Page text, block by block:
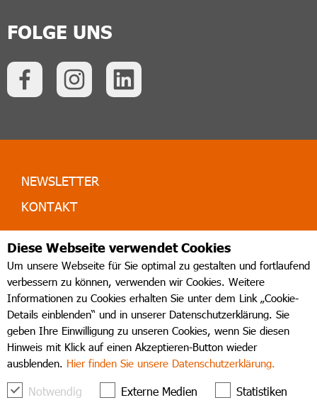
Diese Webseite verwendet Cookies
Um unsere Webseite für Sie optimal zu gestalten und fortlaufend
verbessern zu können, verwenden wir Cookies. Weitere
Informationen zu Cookies erhalten Sie unter dem Link „Cookie-
Details einblenden“ und in unserer Datenschutzerklärung. Sie
geben Ihre Einwilligung zu unseren Cookies, wenn Sie diesen
Hinweis mit Klick auf einen Akzeptieren-Button wieder
ausblenden. Hier finden Sie unsere Datenschutzerklärung.
Notwendig Externe Medien Statistiken
FOLGE UNS
NEWSLETTER
KONTAKT
AGB
IMPRESSUM
DATENSCHUTZ
BARRIEREFREIHEIT
SITEMAP
SPONSOREN & PARTNER
Kulturzentrum Grossenhain durchsuchen: